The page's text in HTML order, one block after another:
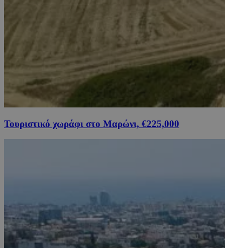
Τουριστικό χωράφι στο Μαρώνι, €225,000